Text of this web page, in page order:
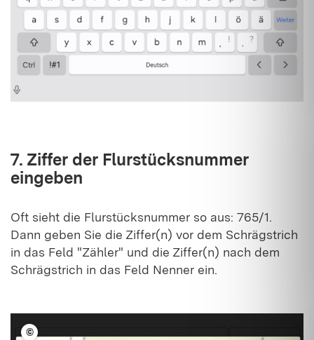
7. Ziffer der Flurstücksnummer
eingeben
Oft sieht die Flurstücksnummer so aus: 765/1.
Dann geben Sie die Ziffer(n) vor dem Schrägstrich
in das Feld "Zähler" und die Ziffer(n) nach dem
Schrägstrich in das Feld Nenner ein.
©